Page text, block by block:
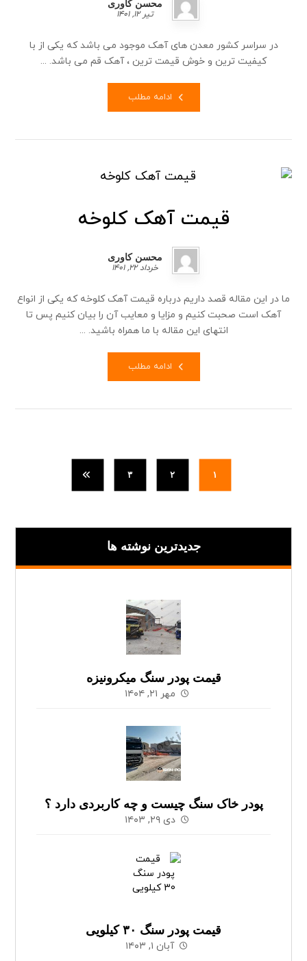
محسن کاوری
تیر ۱۲, ۱۴۰۱
در سراسر کشور معدن های آهک موجود می باشد که یکی از با
کیفیت ترین و خوش قیمت ترین ، آهک قم می باشد. ...
ادامه مطلب
قیمت آهک کلوخه
محسن کاوری
خرداد ۲۲, ۱۴۰۱
ما در این مقاله قصد داریم درباره قیمت آهک کلوخه که یکی از انواع
آهک است صحبت کنیم و مزایا و معایب آن را بیان کنیم پس تا
انتهای این مقاله با ما همراه باشید. ...
ادامه مطلب
۱ ۲ ۳
جدیدترین نوشته ها
قیمت پودر سنگ میکرونیزه
مهر ۲۱, ۱۴۰۴
پودر خاک سنگ چیست و چه کاربردی دارد ؟
دی ۲۹, ۱۴۰۳
قیمت پودر سنگ ۳۰ کیلویی
آبان ۱, ۱۴۰۳